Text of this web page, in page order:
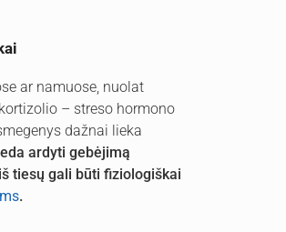
ar namuose, nuolat
– streso hormono
dažnai lieka
ardyti gebėjimą
tiesų gali būti fiziologiškai
.